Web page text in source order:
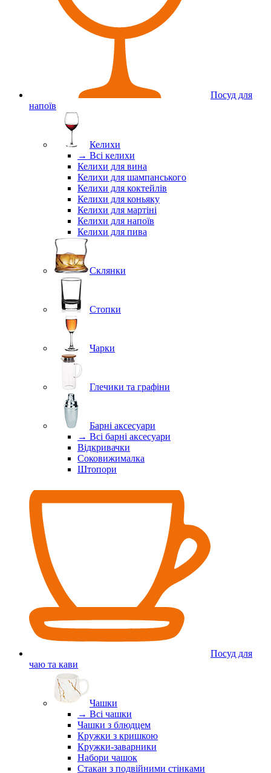
Посуд для
напоїв
Келихи
→ Всі келихи
Келихи для вина
Келихи для шампанського
Келихи для коктейлів
Келихи для коньяку
Келихи для мартіні
Келихи для напоїв
Келихи для пива
Склянки
Стопки
Чарки
Глечики та графіни
Барні аксесуари
→ Всі барні аксесуари
Відкривачки
Соковижималка
Штопори
Посуд для
чаю та кави
Чашки
→ Всі чашки
Чашки з блюдцем
Кружки з кришкою
Кружки-заварники
Набори чашок
Стакан з подвійними стінками